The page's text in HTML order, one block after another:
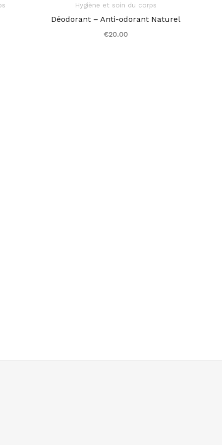
Hygiène et soin du corps
Déodorant – Anti-odorant Naturel
€20.00